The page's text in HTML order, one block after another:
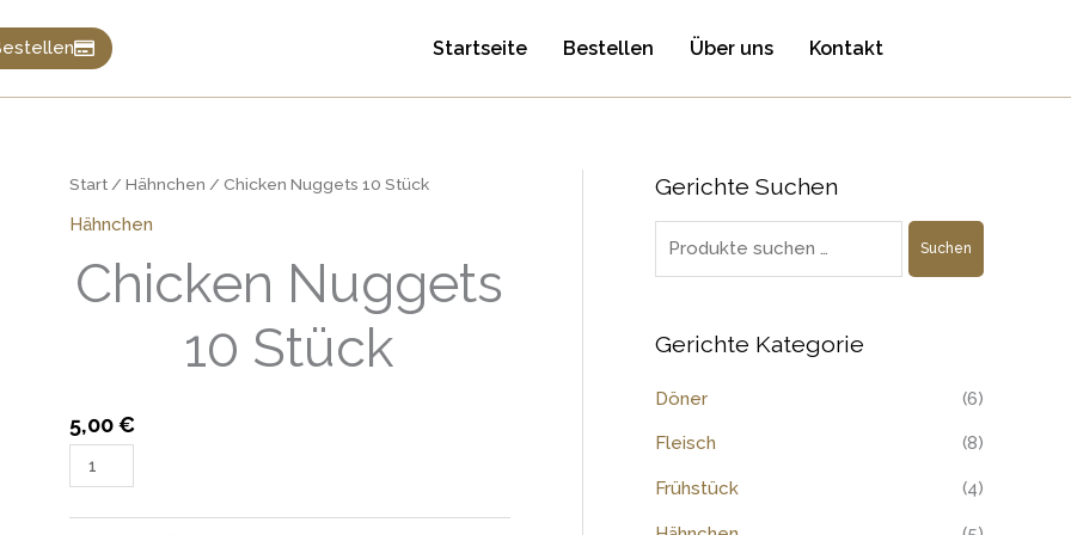
Startseite Bestellen Über uns Kontakt
Start/ Hähnchen / Chicken Nuggets 10 Stück
Hähnchen
Chicken Nuggets
10 Stück
5,00€
Chicken
Nuggets
Stück
Menge
Gerichte Suchen
S
u
n
a
Suchen
Gerichte Kategorie
Döner (6)
Fleisch (8)
Frühstück (4)